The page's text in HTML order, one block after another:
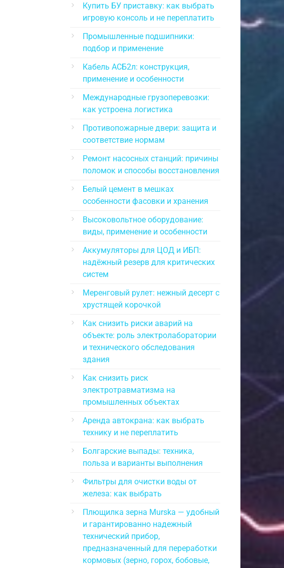
Купить БУ приставку: как выбрать
игровую консоль и не переплатить
Промышленные подшипники:
подбор и применение
Кабель АСБ2л: конструкция,
применение и особенности
Международные грузоперевозки:
как устроена логистика
Противопожарные двери: защита и
соответствие нормам
Ремонт насосных станций: причины
поломок и способы восстановления
Белый цемент в мешках
особенности фасовки и хранения
Высоковольтное оборудование:
виды, применение и особенности
Аккумуляторы для ЦОД и ИБП:
надёжный резерв для критических
систем
Меренговый рулет: нежный десерт с
хрустящей корочкой
Как снизить риски аварий на
объекте: роль электролаборатории
и технического обследования
здания
Как снизить риск
электротравматизма на
промышленных объектах
Аренда автокрана: как выбрать
технику и не переплатить
Болгарские выпады: техника,
польза и варианты выполнения
Фильтры для очистки воды от
железа: как выбрать
Плющилка зерна Murska — удобный
и гарантированно надежный
технический прибор,
предназначенный для переработки
кормовых (зерно, горох, бобовые,